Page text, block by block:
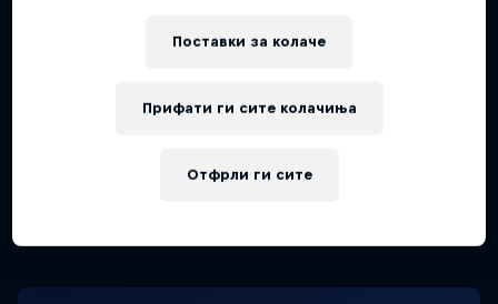
симболично за оваа година, 26 женски и машки
Неретва каде над нејзините студени води ќе ги
Поставки за колачe
Отфрли ги сите
Прифати ги сите колачиња